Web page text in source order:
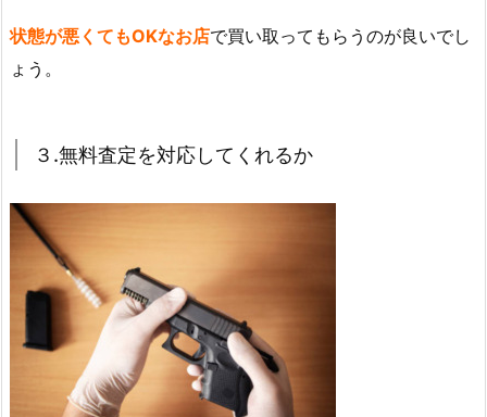
状態が悪くてもOKなお店で買い取ってもらうのが良いでし
ょう。
３.無料査定を対応してくれるか